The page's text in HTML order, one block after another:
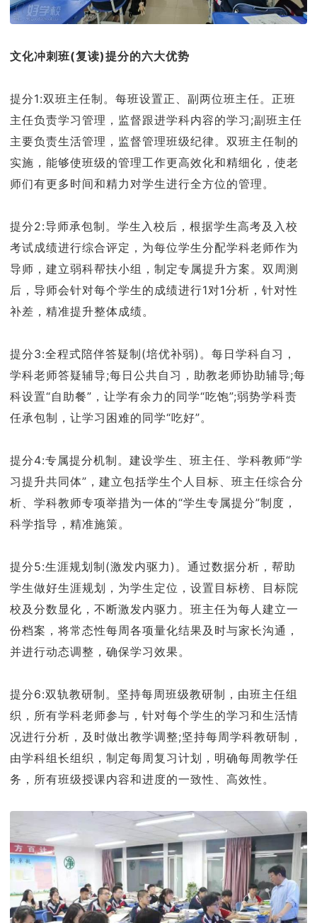
文化冲刺班(复读)提分的六大优势
提分1:双班主任制。每班设置正、副两位班主任。正班
主任负责学习管理，监督跟进学科内容的学习;副班主任
主要负责生活管理，监督管理班级纪律。双班主任制的
实施，能够使班级的管理工作更高效化和精细化，使老
师们有更多时间和精力对学生进行全方位的管理。
提分2:导师承包制。学生入校后，根据学生高考及入校
考试成绩进行综合评定，为每位学生分配学科老师作为
导师，建立弱科帮扶小组，制定专属提升方案。双周测
后，导师会针对每个学生的成绩进行1对1分析，针对性
补差，精准提升整体成绩。
提分3:全程式陪伴答疑制(培优补弱)。每日学科自习，
学科老师答疑辅导;每日公共自习，助教老师协助辅导;每
科设置“自助餐”，让学有余力的同学“吃饱”;弱势学科责
任承包制，让学习困难的同学“吃好”。
提分4:专属提分机制。建设学生、班主任、学科教师“学
习提升共同体”，建立包括学生个人目标、班主任综合分
析、学科教师专项举措为一体的“学生专属提分”制度，
科学指导，精准施策。
提分5:生涯规划制(激发内驱力)。通过数据分析，帮助
学生做好生涯规划，为学生定位，设置目标榜、目标院
校及分数显化，不断激发内驱力。班主任为每人建立一
份档案，将常态性每周各项量化结果及时与家长沟通，
并进行动态调整，确保学习效果。
提分6:双轨教研制。坚持每周班级教研制，由班主任组
织，所有学科老师参与，针对每个学生的学习和生活情
况进行分析，及时做出教学调整;坚持每周学科教研制，
由学科组长组织，制定每周复习计划，明确每周教学任
务，所有班级授课内容和进度的一致性、高效性。